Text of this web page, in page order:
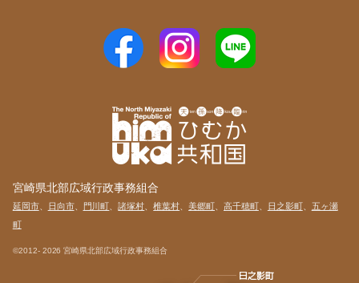
宮崎県北部広域行政事務組合
延岡市、 日向市、 門川町 、諸塚村、椎葉村、美郷町 、 高千穂町 、 日之影町 、
五ヶ瀬
町
©2012- 2026 宮崎県北部広域行政事務組合